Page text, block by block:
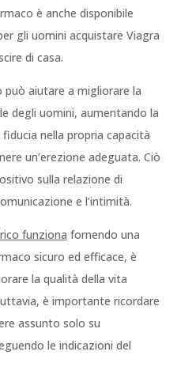
è anche disponibile
gli uomini acquistare Viagra
di casa.
può aiutare a migliorare la
degli uomini, aumentando la
nella propria capacità
un’erezione adeguata. Ciò
sulla relazione di
e l’intimità.
funziona fornendo una
sicuro ed efficace, è
la qualità della vita
è importante ricordare
assunto solo su
le indicazioni del